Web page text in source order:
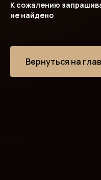
К сожалению
не найдено
Вернуться на